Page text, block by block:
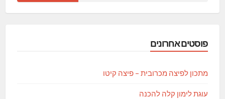
פוסטים אחרונים
מתכון לפיצה מכרובית – פיצה קיטו
עוגת לימון קלה להכנה